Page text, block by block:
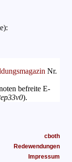
Nr.
befreite E-
).
cboth
Redewendungen
Impressum